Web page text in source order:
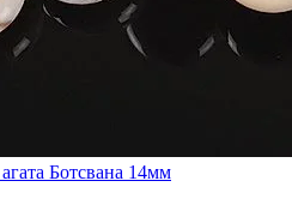
Ботсвана 14мм